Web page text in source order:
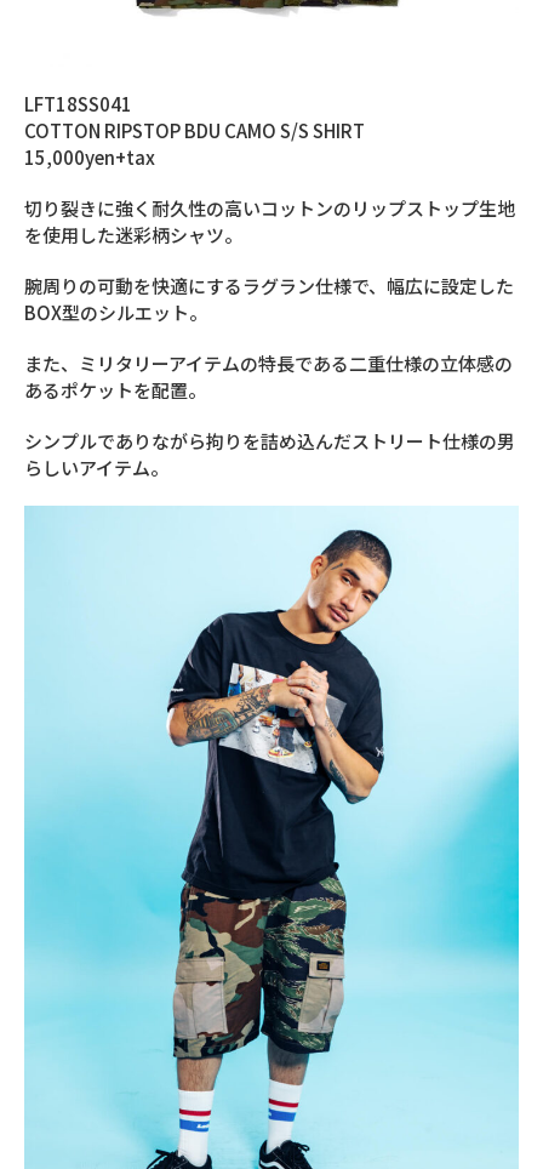
LFT18SS041
COTTON RIPSTOP BDU CAMO S/S SHIRT
15,000yen+tax
切り裂きに強く耐久性の高いコットンのリップストップ生地
を使用した迷彩柄シャツ。
腕周りの可動を快適にするラグラン仕様で、幅広に設定した
BOX型のシルエット。
また、ミリタリーアイテムの特長である二重仕様の立体感の
あるポケットを配置。
シンプルでありながら拘りを詰め込んだストリート仕様の男
らしいアイテム。